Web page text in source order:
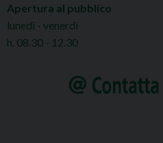
Apertura al pubblico
lunedì - venerdì
h. 08.30 - 12.30